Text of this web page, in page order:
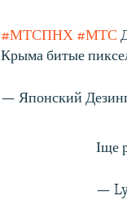
#МТСПНХ #МТС
Крыма битые
— Японский
Іще
—